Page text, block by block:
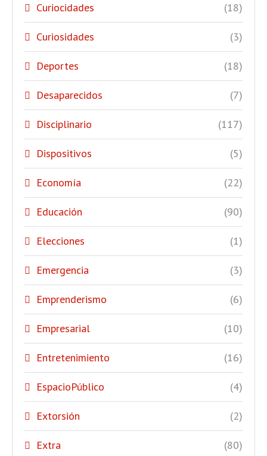
Curiocidades (18)
Curiosidades (3)
Deportes (18)
Desaparecidos (7)
Disciplinario (117)
Dispositivos (5)
Economía (22)
Educación (90)
Elecciones (1)
Emergencia (3)
Emprenderismo (6)
Empresarial (10)
Entretenimiento (16)
EspacioPúblico (4)
Extorsión (2)
Extra (80)